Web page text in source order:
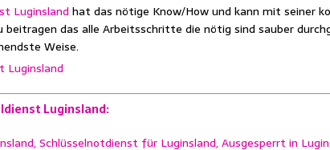
Luginsland hat das nötige Know/How und kann mit seiner
beitragen das alle Arbeitsschritte die nötig sind sauber
Weise.
Luginsland
Luginsland:
Schlüsselnotdienst für Luginsland, Ausgesperrt in